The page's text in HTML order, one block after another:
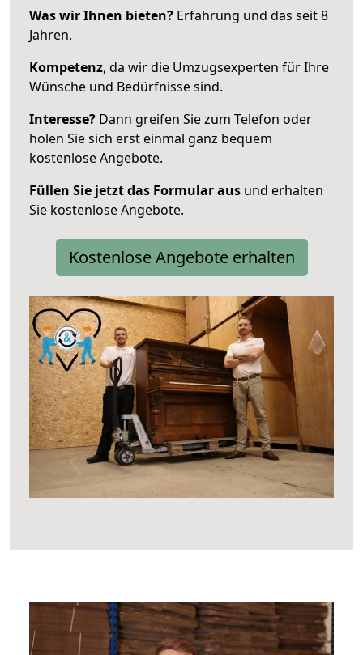
Was wir Ihnen bieten? Erfahrung und das seit 8
Jahren.
Kompetenz, da wir die Umzugsexperten für Ihre
Wünsche und Bedürfnisse sind.
Interesse? Dann greifen Sie zum Telefon oder
holen Sie sich erst einmal ganz bequem
kostenlose Angebote.
Füllen Sie jetzt das Formular aus und erhalten
Sie kostenlose Angebote.
Kostenlose Angebote erhalten